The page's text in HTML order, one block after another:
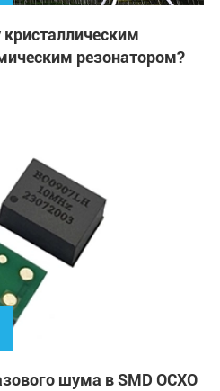
резонатором?
шума в SMD OCXO